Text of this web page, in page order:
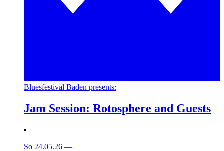
Bluesfestival Baden presents:
Jam Session: Rotosphere and Guests
So 24.05.26 —